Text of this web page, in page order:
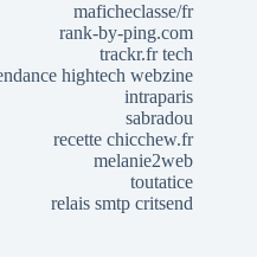
maficheclasse/fr
rank-by-ping.com
trackr.fr tech
hightech webzine
intraparis
sabradou
recette chicchew.fr
melanie2web
toutatice
relais smtp critsend